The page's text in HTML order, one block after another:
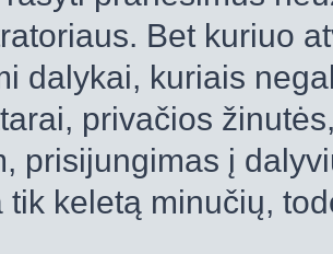
Bet kuriuo
dalykai, kuriais
privačios
prisijungimas į
tik keletą minučių,